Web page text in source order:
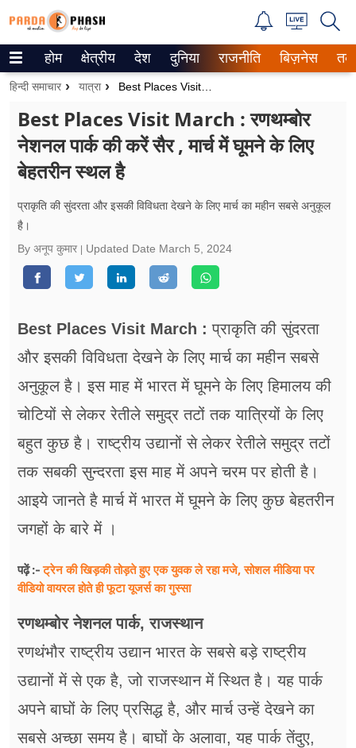
Trending on Google News
वेब स्टोरीज
उत्तर प्रदेश
गैलरी
वीडियो
रिलेशनशिप
जीवन मंत्रा
फूड
सेहत
ब्‍यूटी
जॉब्स
शिक्षा
होम क्षेत्रीय देश दुनिया राजनीति बिज़नेस
हिन्दी समाचार यात्रा
Best Places Visit March : रणथम्बोर
नेशनल पार्क की करें सैर , मार्च में घूमने के लिए
बेहतरीन स्थल है
प्राकृति की सुंदरता और इसकी विविधता देखने के लिए मार्च का महीन सबसे अनुकूल
है।
By अनूप कुमार
Updated Date March 5, 2024
Best Places Visit March : प्राकृति की सुंदरता
और इसकी विविधता देखने के लिए मार्च का महीन सबसे
अनुकूल है। इस माह में भारत में घूमने के लिए हिमालय की
चोटियों से लेकर रेतीले समुद्र तटों तक यात्रियों के लिए
बहुत कुछ है। राष्ट्रीय उद्यानों से लेकर रेतीले समुद्र तटों
तक सबकी सुन्दरता इस माह में अपने चरम पर होती है।
आइये जानते है मार्च में भारत में घूमने के लिए कुछ बेहतरीन
जगहों के बारे में ।
पढ़ें :-ट्रेन की खिड़की तोड़ते हुए एक युवक ले रहा मजे, सोशल मीडिया पर
वीडियो वायरल होते ही फूटा यूजर्स का गुस्सा
रणथम्बोर नेशनल पार्क, राजस्थान
रणथंभौर राष्ट्रीय उद्यान भारत के सबसे बड़े राष्ट्रीय
उद्यानों में से एक है, जो राजस्थान में स्थित है। यह पार्क
अपने बाघों के लिए प्रसिद्ध है, और मार्च उन्हें देखने का
सबसे अच्छा समय है। बाघों के अलावा, यह पार्क तेंदुए,